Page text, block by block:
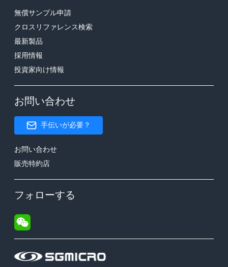
無償サンプル申請
クロスリファレンス検索
最新製品
採用情報
投資家向け情報
お問い合わせ
手伝いが必要？
お問い合わせ
販売特約店
フォローする